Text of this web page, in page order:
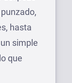
hasta
simple
que